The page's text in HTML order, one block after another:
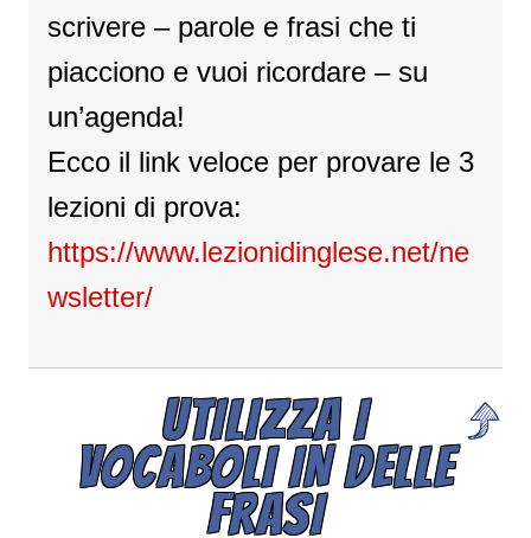
scrivere – parole e frasi che ti
piacciono e vuoi ricordare – su
un’agenda!
Ecco il link veloce per provare le 3
lezioni di prova:
https://www.lezionidinglese.net/ne
wsletter/
UTILIZZA I
VOCABOLI IN DELLE
FRASI